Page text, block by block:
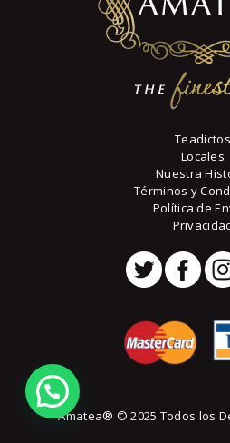
Teadictos
Locales
Nuestra
Términos y
Política de
Amatea® © 2025 Todos los